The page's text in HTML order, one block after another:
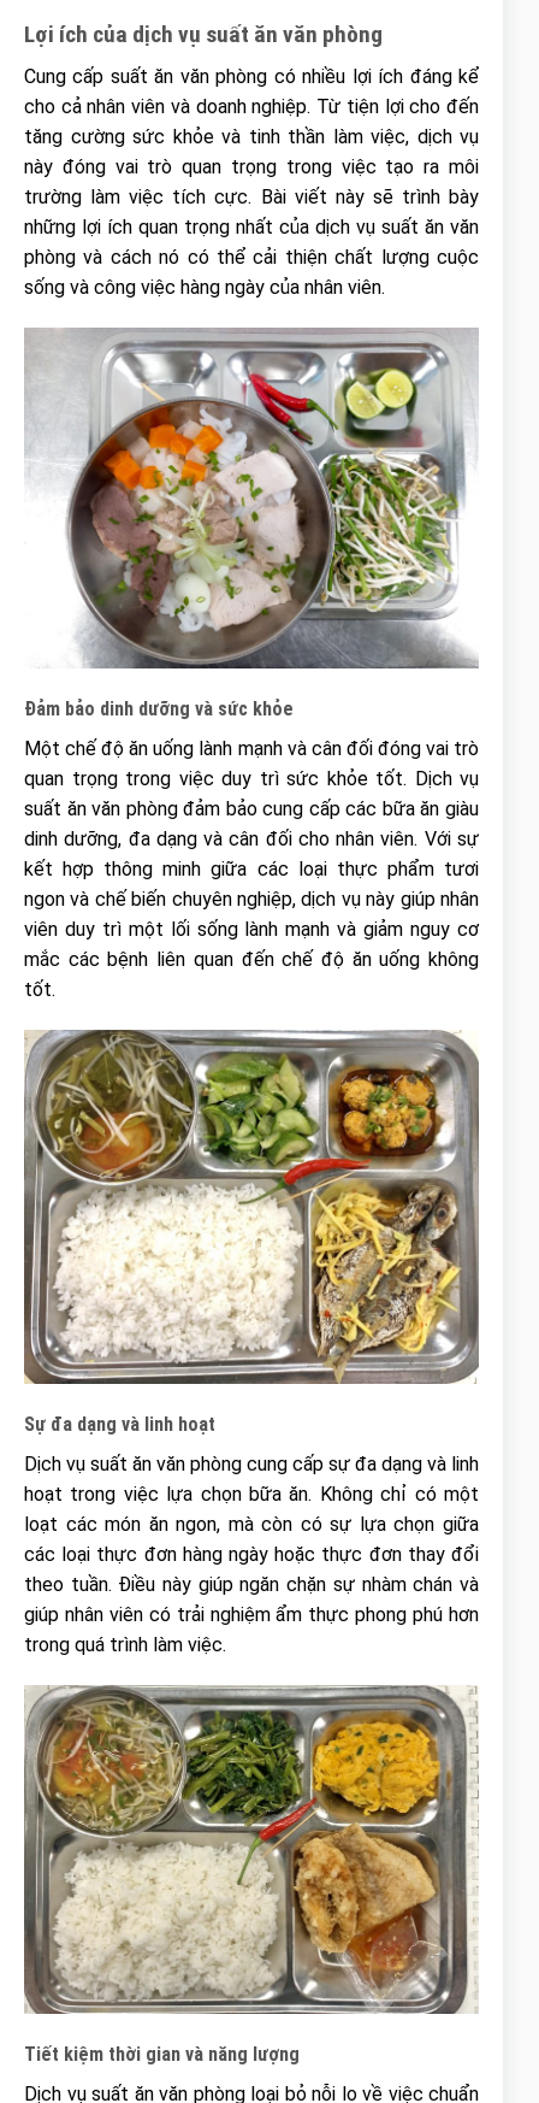
Lợi ích của dịch vụ suất ăn văn phòng
Cung cấp suất ăn văn phòng có nhiều lợi ích đáng kể
cho cả nhân viên và doanh nghiệp. Từ tiện lợi cho đến
tăng cường sức khỏe và tinh thần làm việc, dịch vụ
này đóng vai trò quan trọng trong việc tạo ra môi
trường làm việc tích cực. Bài viết này sẽ trình bày
những lợi ích quan trọng nhất của dịch vụ suất ăn văn
phòng và cách nó có thể cải thiện chất lượng cuộc
sống và công việc hàng ngày của nhân viên.
Đảm bảo dinh dưỡng và sức khỏe
Một chế độ ăn uống lành mạnh và cân đối đóng vai trò
quan trọng trong việc duy trì sức khỏe tốt. Dịch vụ
suất ăn văn phòng đảm bảo cung cấp các bữa ăn giàu
dinh dưỡng, đa dạng và cân đối cho nhân viên. Với sự
kết hợp thông minh giữa các loại thực phẩm tươi
ngon và chế biến chuyên nghiệp, dịch vụ này giúp nhân
viên duy trì một lối sống lành mạnh và giảm nguy cơ
mắc các bệnh liên quan đến chế độ ăn uống không
tốt.
Sự đa dạng và linh hoạt
Dịch vụ suất ăn văn phòng cung cấp sự đa dạng và linh
hoạt trong việc lựa chọn bữa ăn. Không chỉ có một
loạt các món ăn ngon, mà còn có sự lựa chọn giữa
các loại thực đơn hàng ngày hoặc thực đơn thay đổi
theo tuần. Điều này giúp ngăn chặn sự nhàm chán và
giúp nhân viên có trải nghiệm ẩm thực phong phú hơn
trong quá trình làm việc.
Tiết kiệm thời gian và năng lượng
Dịch vụ suất ăn văn phòng loại bỏ nỗi lo về việc chuẩn